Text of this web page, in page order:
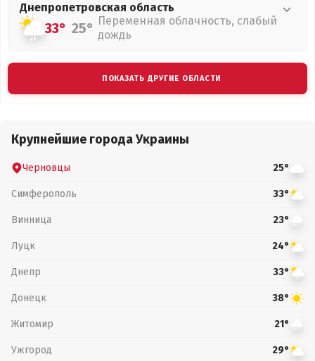
Днепропетровская область
33° 25° Переменная облачность, слабый
дождь
ПОКАЗАТЬ ДРУГИЕ ОБЛАСТИ
Крупнейшие города Украины
Черновцы 25°
Симферополь 33°
Винница 23°
Луцк 24°
Днепр 33°
Донецк 38°
Житомир 21°
Ужгород 29°